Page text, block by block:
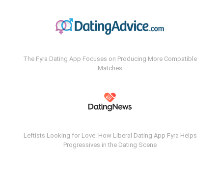
The Fyra Dating App Focuses on Producing More Compatible
Matches
Leftists Looking for Love: How Liberal Dating App Fyra Helps
Progressives in the Dating Scene